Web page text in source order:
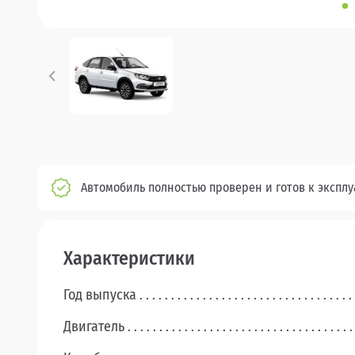
Автомобиль полностью проверен и готов к
Характеристики
Год выпуска
Двигатель